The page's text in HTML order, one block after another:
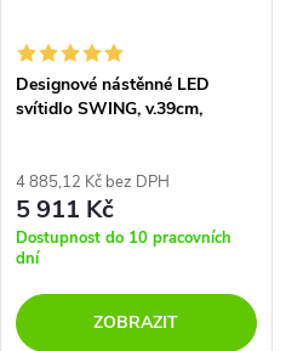
Designové nástěnné LED
svítidlo SWING, v.39cm,
4 885,12 Kč bez DPH
5 911 Kč
Dostupnost do 10 pracovních
dní
ZOBRAZIT